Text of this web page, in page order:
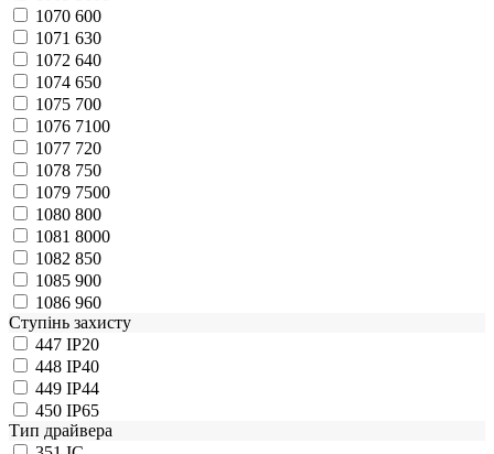
1070 600
1071 630
1072 640
1074 650
1075 700
1076 7100
1077 720
1078 750
1079 7500
1080 800
1081 8000
1082 850
1085 900
1086 960
Ступінь захисту
447 IP20
448 IP40
449 IP44
450 IP65
Тип драйвера